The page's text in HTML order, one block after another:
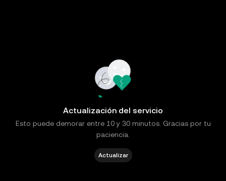
Actualización del servicio
Esto puede demorar entre 10 y 30 minutos. Gracias por tu
paciencia.
Actualizar